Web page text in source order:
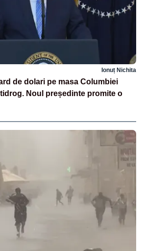
Ionuț Nichita
de dolari pe masa Columbiei
Noul președinte promite o